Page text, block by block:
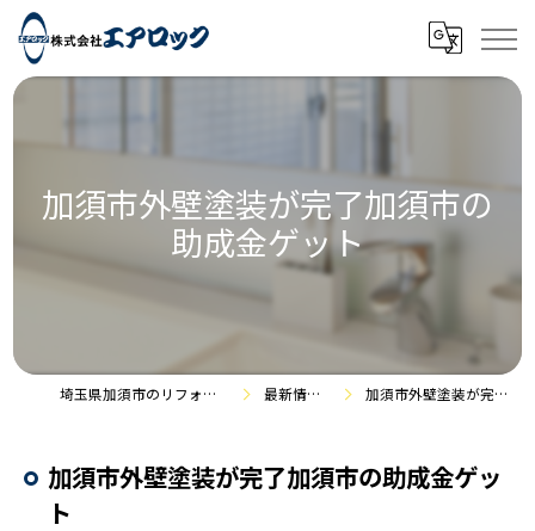
加須市外壁塗装が完了加須市の
助成金ゲット
埼玉県加須市のリフォームなら株式会社エアロック 最新情報・施工事例 加須市外壁塗装が完了加須市の助成金ゲット
加須市外壁塗装が完了加須市の助成金ゲッ
ト